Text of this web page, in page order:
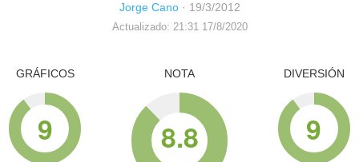
Jorge Cano· 19/3/2012
Actualizado: 21:31 17/8/2020
GRÁFICOS
9
NOTA
8.8
DIVERSIÓN
9